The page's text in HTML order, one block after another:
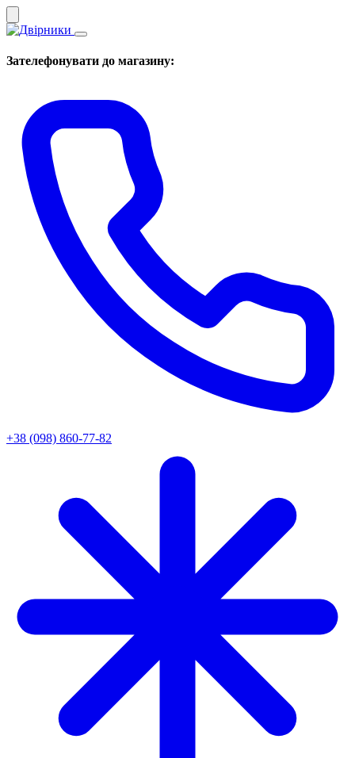
Зателефонувати до магазину:
+38 (098) 860-77-82